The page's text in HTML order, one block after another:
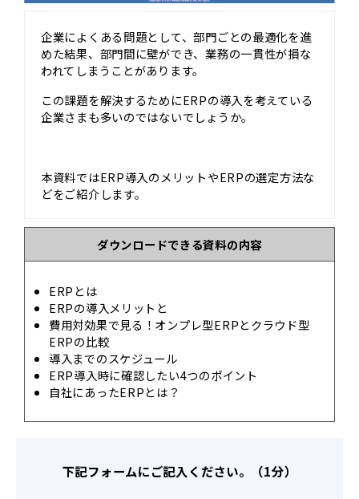
企業によくある問題として、部門ごとの最適化を進
めた結果、部門間に壁ができ、業務の一貫性が損な
われてしまうことがあります。
この課題を解決するためにERPの導入を考えている
企業さまも多いのではないでしょうか。
本資料ではERP導入のメリットやERPの選定方法な
どをご紹介します。
ダウンロードできる資料の内容
ERPとは
ERPの導入メリットと
費用対効果で見る！オンプレ型ERPとクラウド型
ERPの比較
導入までのスケジュール
ERP導入時に確認したい4つのポイント
自社にあったERPとは？
下記フォームにご記入ください。（1分）